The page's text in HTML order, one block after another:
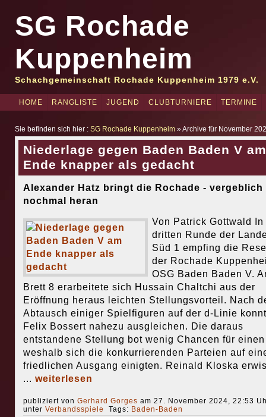
SG Rochade
Kuppenheim
Schachgemeinschaft Rochade Kuppenheim 1979 e.V.
HOME RANGLISTE JUGEND CLUBTURNIERE TERMINE
Sie befinden sich hier : SG Rochade Kuppenheim» Archive für November
Niederlage gegen Baden Baden V am
Ende knapper als gedacht
Alexander Hatz bringt die Rochade - vergeblich
nochmal heran
Von Patrick Gottwald In
dritten Runde der
Süd 1 empfing die
der Rochade
OSG Baden Baden V.
Brett 8 erarbeitete sich Hussain Chaltchi aus der
Eröffnung heraus leichten Stellungsvorteil. Nach
Abtausch einiger Spielfiguren auf der d-Linie
Felix Bossert nahezu ausgleichen. Die daraus
entstandene Stellung bot wenig Chancen für
weshalb sich die konkurrierenden Parteien auf
friedlichen Ausgang einigten. Reinald Kloska
... weiterlesen
publiziert von Gerhard Gorges am 27. November 2024, 22:53
unter Verbandsspiele Tags: Baden-Baden